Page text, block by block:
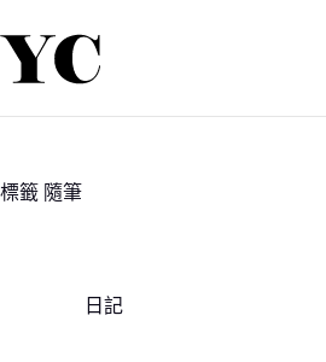
至
標籤 隨筆
日記